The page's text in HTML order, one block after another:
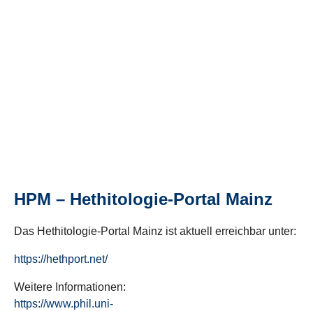
HPM – Hethitologie-Portal Mainz
Das Hethitologie-Portal Mainz ist aktuell erreichbar unter:
https://hethport.net/
Weitere Informationen:
https://www.phil.uni-